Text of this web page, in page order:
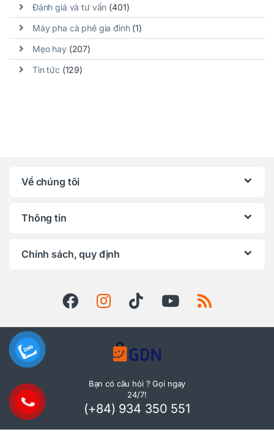
Đánh giá và tư vấn (401)
Máy pha cà phê gia đình(1)
Mẹo hay(207)
Tin tức (129)
Về chúng tôi
Thông tin
Chính sách, quy định
Bạn có câu hỏi ? Gọi ngay
24/7!
(+84) 934 350 551